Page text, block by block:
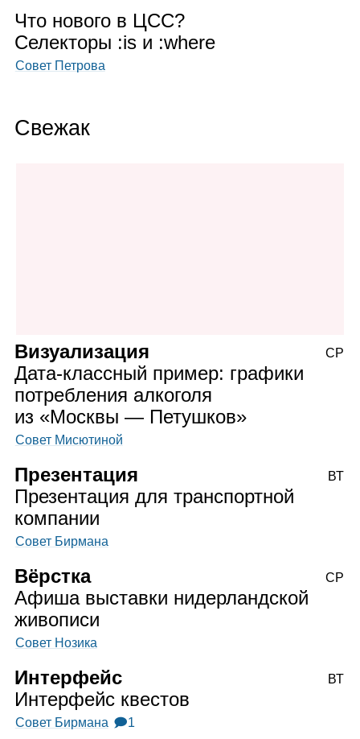
Что нового в ЦСС?
Селек­торы :is и :where
Совет Петрова
Свежак
Визуализация
Дата‑классный пример: графики
потребления алкоголя
из «Москвы — Петушков»
Совет Мисютиной
СР
Презентация
Презентация для транспортной
компании
Совет Бирмана
ВТ
Вёрстка
Афиша выставки нидерландской
живописи
Совет Нозика
СР
Интерфейс
Интерфейс квестов
Совет Бирмана 🗩1
ВТ